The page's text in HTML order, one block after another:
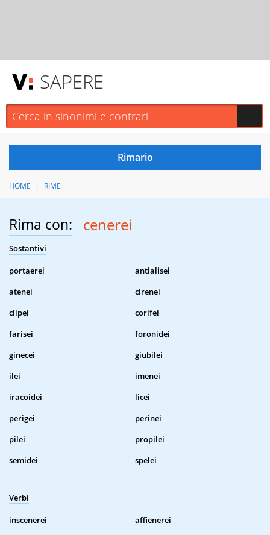
SAPERE
HOME RIME
Rima con: cenerei
Sostantivi
portaerei
antialisei
atenei
cirenei
clipei
corifei
farisei
foronidei
ginecei
giubilei
ilei
imenei
iracoidei
licei
perigei
perinei
pilei
propilei
semidei
spelei
Verbi
inscenerei
affienerei